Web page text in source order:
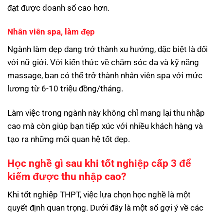
đạt được doanh số cao hơn.
Nhân viên spa, làm đẹp
Ngành làm đẹp đang trở thành xu hướng, đặc biệt là đối
với nữ giới. Với kiến thức về chăm sóc da và kỹ năng
massage, bạn có thể trở thành nhân viên spa với mức
lương từ 6-10 triệu đồng/tháng.
Làm việc trong ngành này không chỉ mang lại thu nhập
cao mà còn giúp bạn tiếp xúc với nhiều khách hàng và
tạo ra những mối quan hệ tốt đẹp.
Học nghề gì sau khi tốt nghiệp cấp 3 để
kiếm được thu nhập cao?
Khi tốt nghiệp THPT, việc lựa chọn học nghề là một
quyết định quan trọng. Dưới đây là một số gợi ý về các